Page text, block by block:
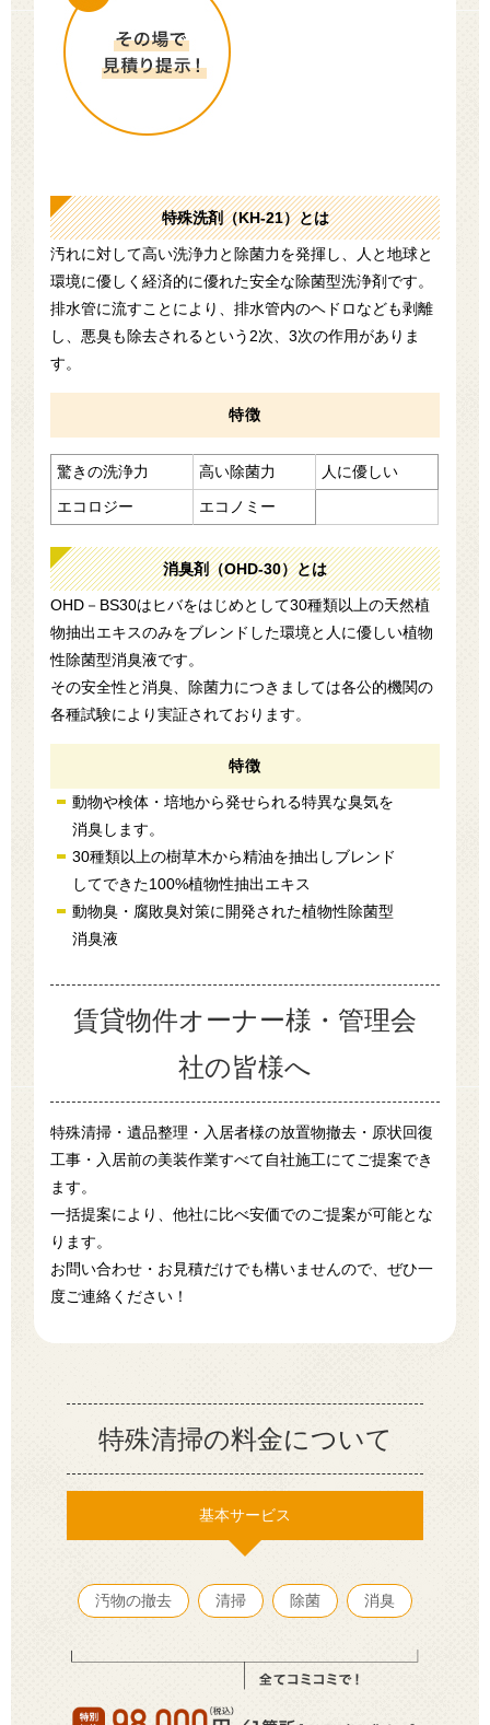
特殊洗剤（KH-21）とは
汚れに対して高い洗浄力と除菌力を発揮し、人と地球と
環境に優しく経済的に優れた安全な除菌型洗浄剤です。
排水管に流すことにより、排水管内のヘドロなども剥離
し、悪臭も除去されるという2次、3次の作用がありま
す。
特徴
驚きの洗浄力 高い除菌力 人に優しい
エコロジー エコノミー
消臭剤（OHD-30）とは
OHD－BS30はヒバをはじめとして30種類以上の天然植
物抽出エキスのみをブレンドした環境と人に優しい植物
性除菌型消臭液です。
その安全性と消臭、除菌力につきましては各公的機関の
各種試験により実証されております。
特徴
動物や検体・培地から発せられる特異な臭気を
消臭します。
30種類以上の樹草木から精油を抽出しブレンド
してできた100%植物性抽出エキス
動物臭・腐敗臭対策に開発された植物性除菌型
消臭液
賃貸物件オーナー様・管理会
社の皆様へ
特殊清掃・遺品整理・入居者様の放置物撤去・原状回復
工事・入居前の美装作業すべて自社施工にてご提案でき
ます。
一括提案により、他社に比べ安価でのご提案が可能とな
ります。
お問い合わせ・お見積だけでも構いませんので、ぜひ一
度ご連絡ください！
特殊清掃の料金について
基本サービス
汚物の撤去 清掃 除菌 消臭